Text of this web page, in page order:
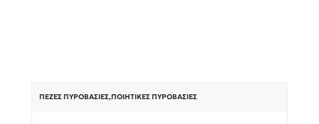
ΠΕΖΈΣ ΠΥΡΟΒΑΣΊΕΣ,ΠΟΙΗΤΙΚΈΣ ΠΥΡΟΒΑΣΊΕΣ